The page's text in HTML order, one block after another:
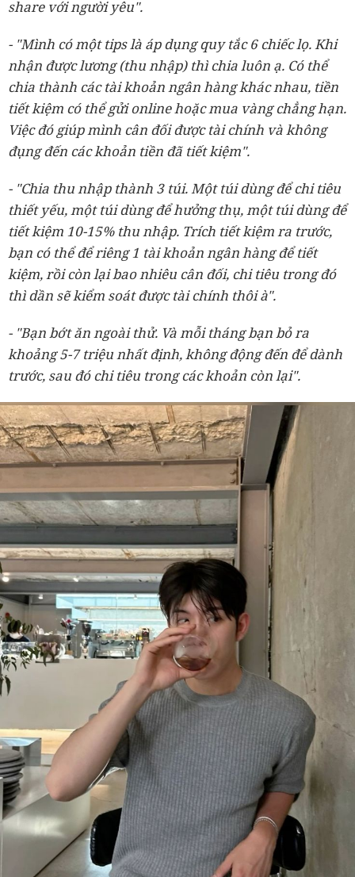
share với người yêu".
- "Mình có một tips là áp dụng quy tắc 6 chiếc lọ. Khi
nhận được lương (thu nhập) thì chia luôn ạ. Có thể
chia thành các tài khoản ngân hàng khác nhau, tiền
tiết kiệm có thể gửi online hoặc mua vàng chẳng hạn.
Việc đó giúp mình cân đối được tài chính và không
đụng đến các khoản tiền đã tiết kiệm".
- "Chia thu nhập thành 3 túi. Một túi dùng để chi tiêu
thiết yếu, một túi dùng để hưởng thụ, một túi dùng để
tiết kiệm 10-15% thu nhập. Trích tiết kiệm ra trước,
bạn có thể để riêng 1 tài khoản ngân hàng để tiết
kiệm, rồi còn lại bao nhiêu cân đối, chi tiêu trong đó
thì dần sẽ kiểm soát được tài chính thôi à".
- "Bạn bớt ăn ngoài thử. Và mỗi tháng bạn bỏ ra
khoảng 5-7 triệu nhất định, không động đến để dành
trước, sau đó chi tiêu trong các khoản còn lại".